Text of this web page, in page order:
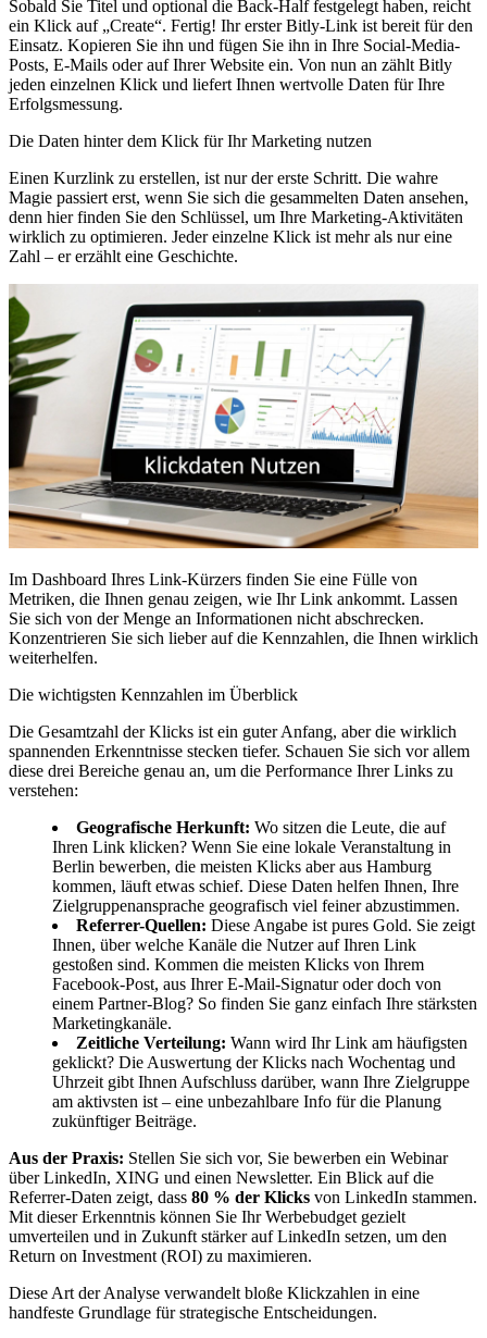
Sobald Sie Titel und optional die Back-Half festgelegt haben, reicht
ein Klick auf „Create“. Fertig! Ihr erster Bitly-Link ist bereit für den
Einsatz. Kopieren Sie ihn und fügen Sie ihn in Ihre Social-Media-
Posts, E-Mails oder auf Ihrer Website ein. Von nun an zählt Bitly
jeden einzelnen Klick und liefert Ihnen wertvolle Daten für Ihre
Erfolgsmessung.
Die Daten hinter dem Klick für Ihr Marketing nutzen
Einen Kurzlink zu erstellen, ist nur der erste Schritt. Die wahre
Magie passiert erst, wenn Sie sich die gesammelten Daten ansehen,
denn hier finden Sie den Schlüssel, um Ihre Marketing-Aktivitäten
wirklich zu optimieren. Jeder einzelne Klick ist mehr als nur eine
Zahl – er erzählt eine Geschichte.
Im Dashboard Ihres Link-Kürzers finden Sie eine Fülle von
Metriken, die Ihnen genau zeigen, wie Ihr Link ankommt. Lassen
Sie sich von der Menge an Informationen nicht abschrecken.
Konzentrieren Sie sich lieber auf die Kennzahlen, die Ihnen wirklich
weiterhelfen.
Die wichtigsten Kennzahlen im Überblick
Die Gesamtzahl der Klicks ist ein guter Anfang, aber die wirklich
spannenden Erkenntnisse stecken tiefer. Schauen Sie sich vor allem
diese drei Bereiche genau an, um die Performance Ihrer Links zu
verstehen:
Geografische Herkunft: Wo sitzen die Leute, die auf
Ihren Link klicken? Wenn Sie eine lokale Veranstaltung in
Berlin bewerben, die meisten Klicks aber aus Hamburg
kommen, läuft etwas schief. Diese Daten helfen Ihnen, Ihre
Zielgruppenansprache geografisch viel feiner abzustimmen.
Referrer-Quellen: Diese Angabe ist pures Gold. Sie zeigt
Ihnen, über welche Kanäle die Nutzer auf Ihren Link
gestoßen sind. Kommen die meisten Klicks von Ihrem
Facebook-Post, aus Ihrer E-Mail-Signatur oder doch von
einem Partner-Blog? So finden Sie ganz einfach Ihre stärksten
Marketingkanäle.
Zeitliche Verteilung: Wann wird Ihr Link am häufigsten
geklickt? Die Auswertung der Klicks nach Wochentag und
Uhrzeit gibt Ihnen Aufschluss darüber, wann Ihre Zielgruppe
am aktivsten ist – eine unbezahlbare Info für die Planung
zukünftiger Beiträge.
Aus der Praxis: Stellen Sie sich vor, Sie bewerben ein Webinar
über LinkedIn, XING und einen Newsletter. Ein Blick auf die
Referrer-Daten zeigt, dass 80 % der Klicks von LinkedIn stammen.
Mit dieser Erkenntnis können Sie Ihr Werbebudget gezielt
umverteilen und in Zukunft stärker auf LinkedIn setzen, um den
Return on Investment (ROI) zu maximieren.
Diese Art der Analyse verwandelt bloße Klickzahlen in eine
handfeste Grundlage für strategische Entscheidungen.